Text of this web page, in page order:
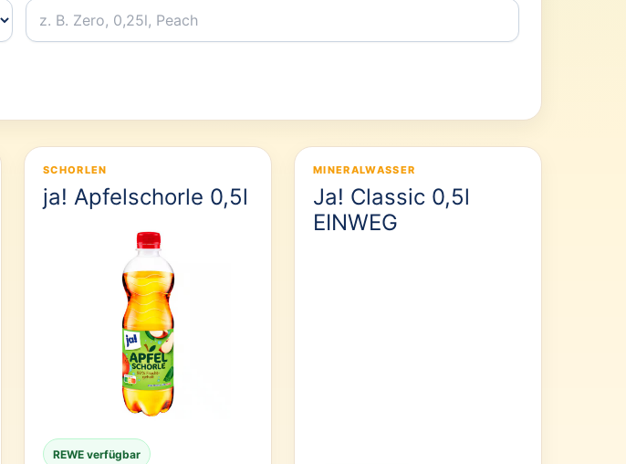
SCHORLEN
ja! Apfelschorle 0,5l
REWE verfügbar
MINERALWASSER
Ja! Classic 0,5l
EINWEG